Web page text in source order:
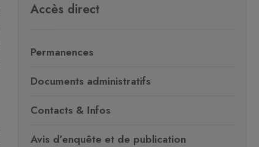
Accès direct
Permanences
Documents administratifs
Contacts & Infos
Avis d’enquête et de publication